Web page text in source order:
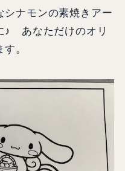
シナモンの素焼きアー
♪ あなただけのオリ
。